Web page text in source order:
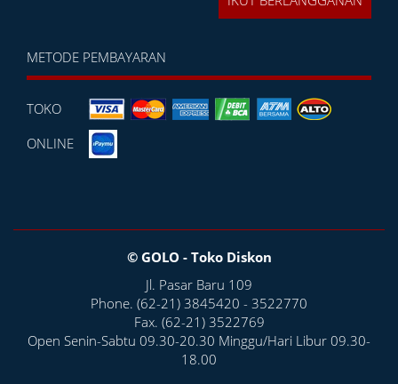
METODE PEMBAYARAN
TOKO
ONLINE
© GOLO - Toko Diskon
Jl. Pasar Baru 109
Phone. (62-21) 3845420 - 3522770
Fax. (62-21) 3522769
Open Senin-Sabtu 09.30-20.30 Minggu/Hari Libur 09.30-
18.00